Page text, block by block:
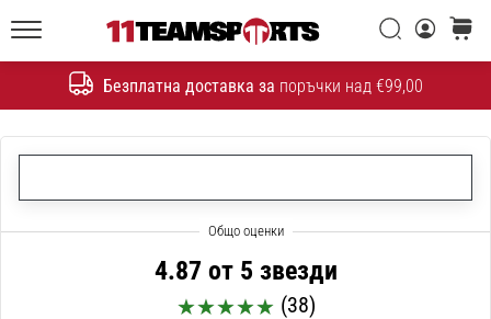
Безплатна доставка за поръчки над €99,00
Търси
Търсене
една
икона
скоростта
1. 7. 2025
1 мин. четене
Play
4.87 от 5 звезди
(38)